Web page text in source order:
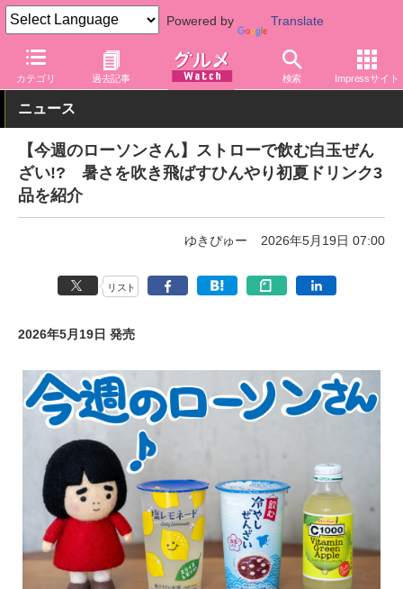
Powered by Translate
カテゴリ 過去記事 検索 Impressサイト
グルメ Watch 店舗 コンビニ ローソン
ニュース
【今週のローソンさん】ストローで飲む白玉ぜん
ざい!? 暑さを吹き飛ばすひんやり初夏ドリンク3
品を紹介
ゆきぴゅー 2026年5月19日 07:00
リスト
2026年5月19日 発売